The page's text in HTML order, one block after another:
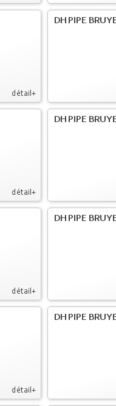
détail+
DH PIPE
détail+
DH PIPE
détail+
DH PIPE
détail+
DH PIPE